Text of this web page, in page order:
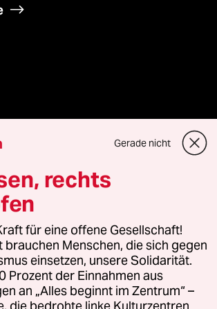
und Vertriebs GmbH
Bei rechtlichen Fragen oder für Genehmigungen
lizenzen@taz.de
Kommune-Richtlinien
Gerade nicht
rechts
für eine offene Gesellschaft!
brauchen Menschen, die sich gegen
einsetzen, unsere Solidarität.
Prozent der Einnahmen aus
an „Alles beginnt im Zentrum“ –